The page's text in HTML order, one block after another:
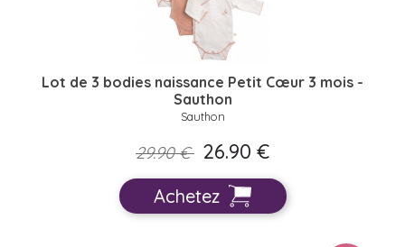
Lot de 3 bodies naissance Petit Cœur 3 mois -
Sauthon
Sauthon
29.90 € 26.90 €
Achetez